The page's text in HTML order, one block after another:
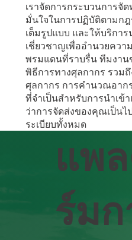
แพ
ร์ม
เราจัดการกระบวนการจั
มั่นใจในการปฏิบัติตามกฎ
เต็มรูปแบบ และให้บริกา
เชี่ยวชาญเพื่ออํานวยควา
พรมแดนที่ราบรื่น ทีมงาน
พิธีการทางศุลกากร รวม
ศุลกากร การคํานวณอาก
ที่จําเป็นสําหรับการนําเข้
ว่าการจัดส่งของคุณเป็น
ระเบียบทั้งหมด